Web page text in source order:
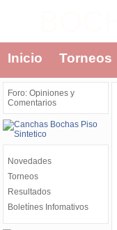
Inicio Torneos
Foro: Opiniones y
Comentarios
Novedades
Torneos
Resultados
Boletínes Infomativos